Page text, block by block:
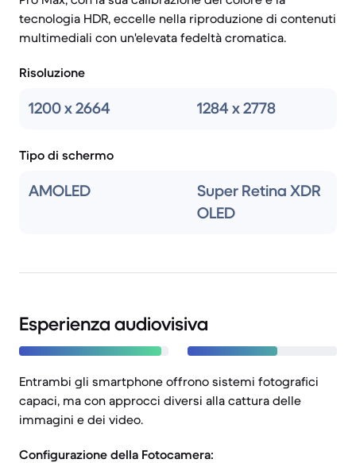
tecnologia HDR, eccelle nella riproduzione di contenuti
multimediali con un'elevata fedeltà cromatica.
Risoluzione
1200 x 2664 1284 x 2778
Tipo di schermo
AMOLED
Super Retina XDR
OLED
Esperienza audiovisiva
Entrambi gli smartphone offrono sistemi fotografici
capaci, ma con approcci diversi alla cattura delle
immagini e dei video.
Configurazione della Fotocamera: